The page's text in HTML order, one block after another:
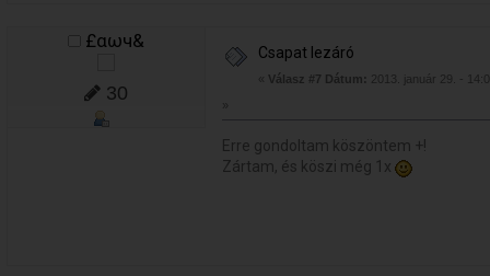
£αωч&
30
Csapat lezáró
« Válasz #7 Dátum:
2013. január 29. -
»
Erre gondoltam köszöntem +!
Zártam, és köszi még 1x